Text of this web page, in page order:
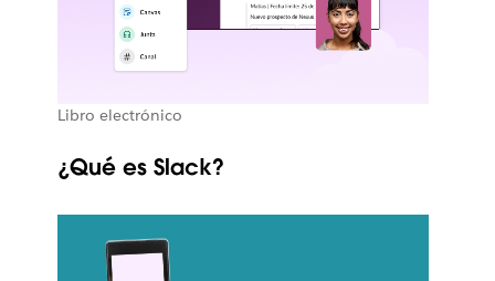
Libro electrónico
¿Qué es Slack?